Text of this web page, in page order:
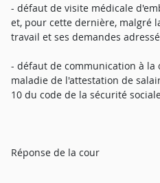
- défaut de visite médicale
et, pour cette dernière, malgré
travail et ses demandes
- défaut de communication à la
maladie de l'attestation de
10 du code de la sécurité
Réponse de la cour